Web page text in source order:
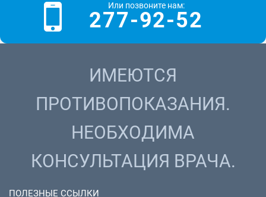
Или позвоните нам:
277-92-52
ИМЕЮТСЯ
ПРОТИВОПОКАЗАНИЯ.
НЕОБХОДИМА
КОНСУЛЬТАЦИЯ ВРАЧА.
ПОЛЕЗНЫЕ ССЫЛКИ